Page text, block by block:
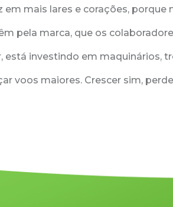
em mais lares e corações,
pela marca, que os
investindo em maquinários,
voos maiores. Crescer sim,